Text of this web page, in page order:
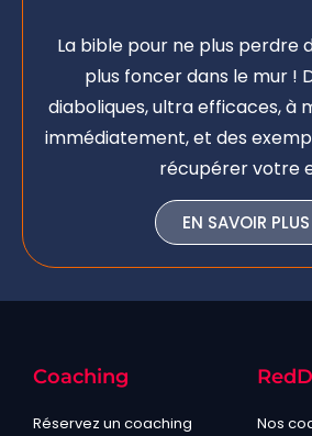
La bible pour ne plus perdre
plus foncer dans le mur !
diaboliques, ultra efficaces, à
immédiatement, et des
récupérer votre
EN SAVOIR PLUS
Coaching
Réservez un coaching
Nos